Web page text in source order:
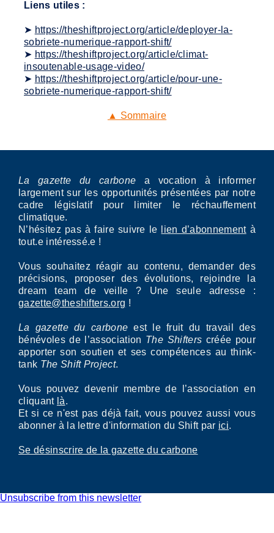
Liens utiles :
➤ https://theshiftproject.org/article/deployer-la-
sobriete-numerique-rapport-shift/
➤ https://theshiftproject.org/article/climat-
insoutenable-usage-video/
➤ https://theshiftproject.org/article/pour-une-
sobriete-numerique-rapport-shift/
▲ Sommaire
La gazette du carbone a vocation à informer
largement sur les opportunités présentées par notre
cadre législatif pour limiter le réchauffement
climatique.
N’hésitez pas à faire suivre le
lien d’abonnementà
tout.e intéressé.e !
Vous souhaitez réagir au contenu, demander des
précisions, proposer des évolutions, rejoindre la
dream team de veille ? Une seule adresse :
gazette@theshifters.org !
La gazette du carbone est le fruit du travail des
bénévoles de l’association The Shifters créée pour
apporter son soutien et ses compétences au think-
tank The Shift Project.
Vous pouvez devenir membre de l’association en
cliquant là.
Et si ce n'est pas déjà fait, vous pouvez aussi vous
abonner à la lettre d'information du Shift par ici.
Se désinscrire de la gazette du carbone
Unsubscribe from this newsletter